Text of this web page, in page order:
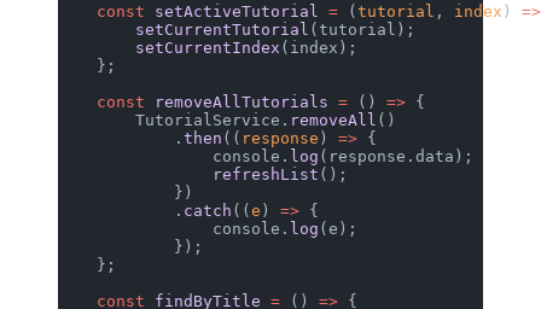
    const
setActiveTutorial = ( tutorial , index ) =>
        setCurrentTutorial
(tutorial);
        setCurrentIndex
(index);
    };
    const
removeAllTutorials = () => {
        TutorialService.
removeAll ()
            .
then (( response ) => {
                console.
log (response.data);
                refreshList
();
            })
            .
catch (( e ) => {
                console.
log (e);
            });
    };
    const
findByTitle = () => {